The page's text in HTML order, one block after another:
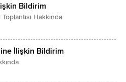
Yatırımlar
ÖNCESİ KARI/ZARARI
Geliri
Bildirim
Hakkında
İlişkin Bildirim